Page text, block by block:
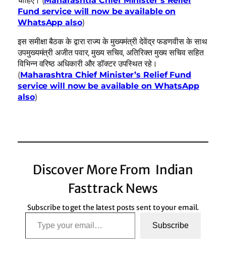
Fund service will now be available on
WhatsApp also)
इस समीक्षा बैठक के द्वारा राज्य के मुख्यमंत्री देवेंद्र फडणवीस के साथ
उपमुख्यमंत्री अजीत पवार, मुख्य सचिव, अतिरिक्त मुख्य सचिव सहित
विभिन्न वरिष्ठ अधिकारी और डॉक्टर उपस्थित रहे।
(Maharashtra Chief Minister’s Relief Fund
service will now be available on WhatsApp
also)
Discover More From Indian
Fasttrack News
Subscribe to get the latest posts sent to your email.
Type your email…
Subscribe